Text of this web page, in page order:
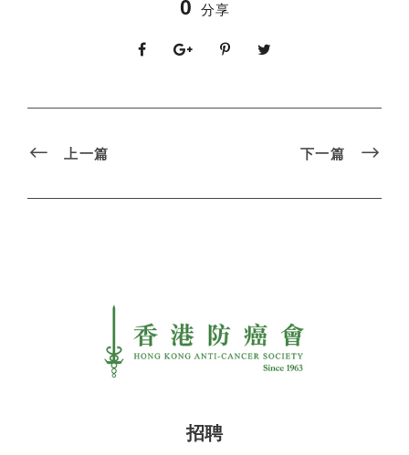
0 分享
上一篇 下一篇
招聘